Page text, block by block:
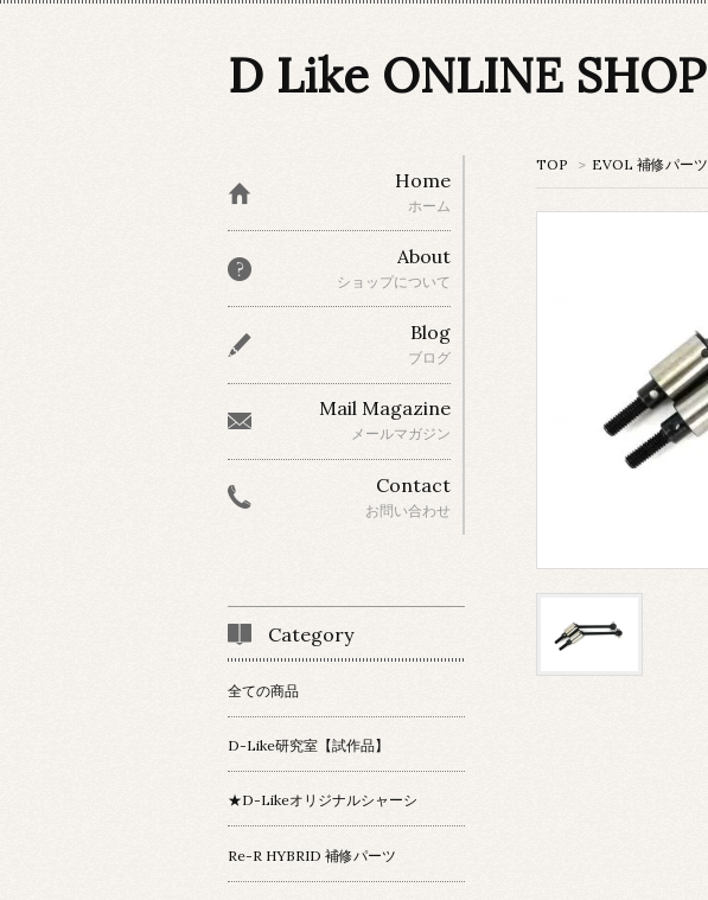
D Like ONLINE SHOP
TOP > EVOL 補修パーツ
Home
ホーム
About
ショップについて
Blog
ブログ
Mail Magazine
メールマガジン
Contact
お問い合わせ
Category
全ての商品
D-Like研究室【試作品】
★D-Likeオリジナルシャーシ
Re-R HYBRID 補修パーツ